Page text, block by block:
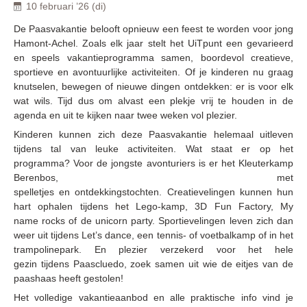
10 februari ’26 (di)
De Paasvakantie belooft opnieuw een feest te worden voor jong
Hamont-Achel. Zoals elk jaar stelt het UiTpunt een gevarieerd
en speels vakantieprogramma samen, boordevol creatieve,
sportieve en avontuurlijke activiteiten. Of je kinderen nu graag
knutselen, bewegen of nieuwe dingen ontdekken: er is voor elk
wat wils. Tijd dus om alvast een plekje vrij te houden in de
agenda en uit te kijken naar twee weken vol plezier.
Kinderen kunnen zich deze Paasvakantie helemaal uitleven
tijdens tal van leuke activiteiten. Wat staat er op het
programma? Voor de jongste avonturiers is er het Kleuterkamp
Berenbos, met
spelletjes en ontdekkingstochten. Creatievelingen kunnen hun
hart ophalen tijdens het Lego-kamp, 3D Fun Factory, My
name rocks of de unicorn party. Sportievelingen leven zich dan
weer uit tijdens Let’s dance, een tennis- of voetbalkamp of in het
trampolinepark. En plezier verzekerd voor het hele
gezin tijdens Paascluedo, zoek samen uit wie de eitjes van de
paashaas heeft gestolen!
Het volledige vakantieaanbod en alle praktische info vind je